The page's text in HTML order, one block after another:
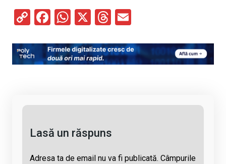
C
py
Li
F
ce
b
W
at
s
X
T
e
a
ail
Lasă un răspuns
Adresa ta de email nu va fi publicată. Câmpurile